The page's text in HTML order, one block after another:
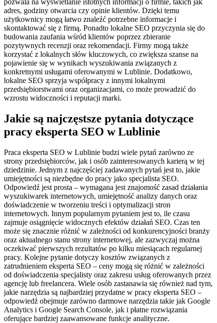
pozwala na wyświetlanie istotnych informacji o firmie, takich jak
adres, godziny otwarcia czy opinie klientów. Dzięki temu
użytkownicy mogą łatwo znaleźć potrzebne informacje i
skontaktować się z firmą. Ponadto lokalne SEO przyczynia się do
budowania zaufania wśród klientów poprzez zbieranie
pozytywnych recenzji oraz rekomendacji. Firmy mogą także
korzystać z lokalnych słów kluczowych, co zwiększa szanse na
pojawienie się w wynikach wyszukiwania związanych z
konkretnymi usługami oferowanymi w Lublinie. Dodatkowo,
lokalne SEO sprzyja współpracy z innymi lokalnymi
przedsiębiorstwami oraz organizacjami, co może prowadzić do
wzrostu widoczności i reputacji marki.
Jakie są najczęstsze pytania dotyczące
pracy eksperta SEO w Lublinie
Praca eksperta SEO w Lublinie budzi wiele pytań zarówno ze
strony przedsiębiorców, jak i osób zainteresowanych karierą w tej
dziedzinie. Jednym z najczęściej zadawanych pytań jest to, jakie
umiejętności są niezbędne do pracy jako specjalista SEO.
Odpowiedź jest prosta – wymagana jest znajomość zasad działania
wyszukiwarek internetowych, umiejętność analizy danych oraz
doświadczenie w tworzeniu treści i optymalizacji stron
internetowych. Innym popularnym pytaniem jest to, ile czasu
zajmuje osiągnięcie widocznych efektów działań SEO. Czas ten
może się znacznie różnić w zależności od konkurencyjności branży
oraz aktualnego stanu strony internetowej, ale zazwyczaj można
oczekiwać pierwszych rezultatów po kilku miesiącach regularnej
pracy. Kolejne pytanie dotyczy kosztów związanych z
zatrudnieniem eksperta SEO – ceny mogą się różnić w zależności
od doświadczenia specjalisty oraz zakresu usług oferowanych przez
agencję lub freelancera. Wiele osób zastanawia się również nad tym,
jakie narzędzia są najbardziej przydatne w pracy eksperta SEO –
odpowiedź obejmuje zarówno darmowe narzędzia takie jak Google
Analytics i Google Search Console, jak i płatne rozwiązania
oferujące bardziej zaawansowane funkcje analityczne.